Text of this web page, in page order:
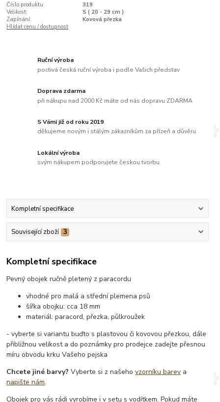
Číslo produktu:
319
Velikost:
S ( 20 - 29 cm )
Zapínání:
Kovová přezka
Hlídat cenu / dostupnost
Ruční výroba
poctivá česká ruční výroba i podle Vašich představ
Doprava zdarma
při nákupu nad 2000 Kč máte od nás dopravu ZDARMA
S Vámi již od roku 2019
děkujeme novým i stálým zákazníkům za přízeň a důvěru
Lokální výroba
svým nákupem podporujete českou tvorbu
Kompletní specifikace
Související zboží 3
Kompletní specifikace
Pevný obojek ručně pletený z paracordu
vhodné pro malá a střední plemena psů
šířka obojku: cca 18 mm
materiál: paracord, přezka, půlkroužek
- vyberte si variantu buďto s plastovou či kovovou přezkou, dále
přibližnou velikost a do poznámky pro prodejce zadejte přesnou
míru obvodu krku Vašeho pejska
Chcete jiné barvy? Vyberte si z našehovzorníku barev a
napište nám.
Obojek pro vás rádi vyrobíme i v setu s vodítkem. Pokud máte